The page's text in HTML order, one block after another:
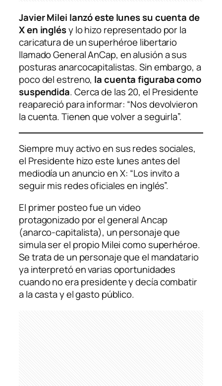
Javier Milei lanzó este lunes su cuenta de
X en inglésy lo hizo representado por la
caricatura de un superhéroe libertario
llamado General AnCap, en alusión a sus
posturas anarcocapitalistas. Sin embargo, a
poco del estreno, la cuenta figuraba como
suspendida. Cerca de las 20, el Presidente
reapareció para informar: “Nos devolvieron
la cuenta. Tienen que volver a seguirla”.
Siempre muy activo en sus redes sociales,
el Presidente hizo este lunes antes del
mediodía un anuncio en X: “Los invito a
seguir mis redes oficiales en inglés”.
El primer posteo fue un video
protagonizado por el general Ancap
(anarco-capitalista), un personaje que
simula ser el propio Milei como superhéroe.
Se trata de un personaje que el mandatario
ya interpretó en varias oportunidades
cuando no era presidente y decía combatir
a la casta y el gasto público.